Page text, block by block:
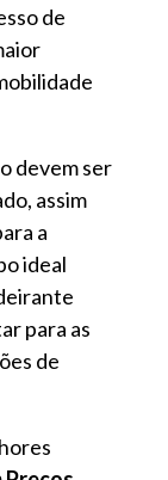
de
devem ser
assim
a
ideal
para as
de